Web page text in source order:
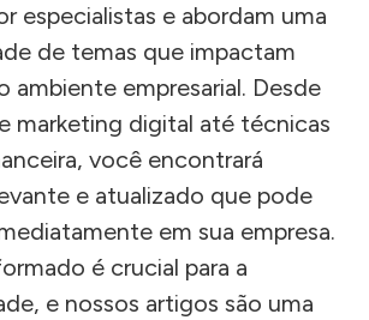
especialistas e abordam uma
de temas que impactam
ambiente empresarial. Desde
marketing digital até técnicas
você encontrará
e atualizado que pode
em sua empresa.
é crucial para a
e nossos artigos são uma